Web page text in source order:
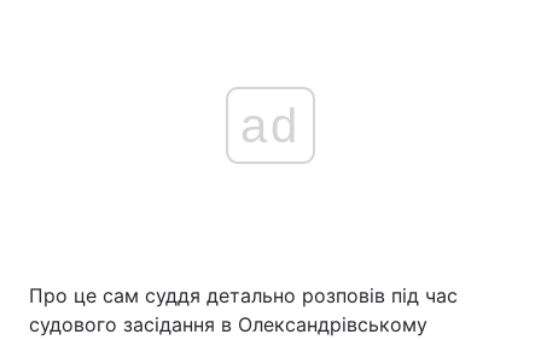
ad
Про це сам суддя детально розповів під час
судового засідання в Олександрівському